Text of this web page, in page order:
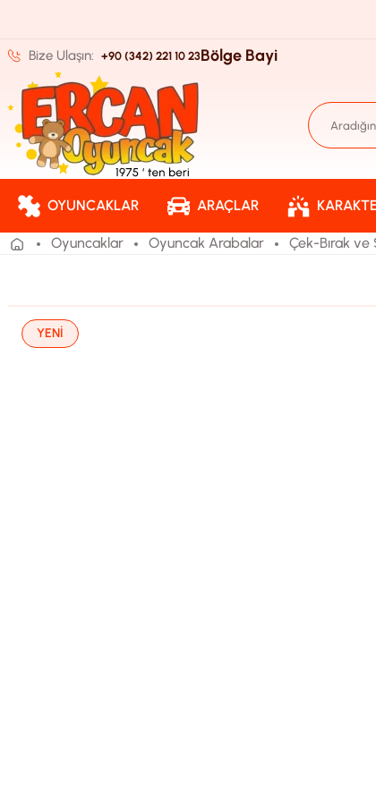
Bize Ulaşın: +90 (342) 221 10 23Bölge Bayi
OYUNCAKLAR ARAÇLAR
Oyuncaklar Oyuncak Arabalar Çek-Bırak
YENİ